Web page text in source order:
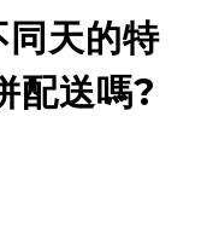
天的特
配送嗎?